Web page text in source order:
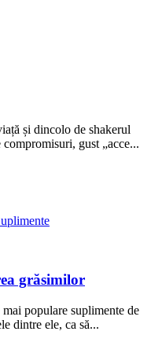
și dincolo de shakerul
gust „acce...
grăsimilor
populare suplimente de
dintre ele, ca să...